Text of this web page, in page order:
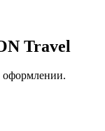
Travel